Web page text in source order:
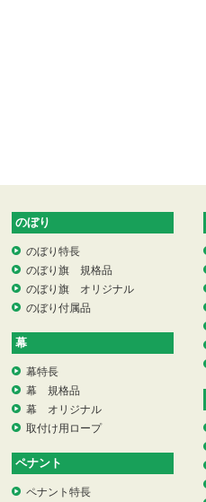
のぼり
のぼり特長
のぼり旗 規格品
のぼり旗 オリジナル
のぼり付属品
幕
幕特長
幕 規格品
幕 オリジナル
取付け用ロープ
ペナント
ペナント特長